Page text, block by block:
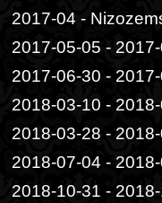
2017-04 -
2017-05-05 -
2017-06-30 -
2018-03-10 -
2018-03-28 -
2018-07-04 -
2018-10-31 -